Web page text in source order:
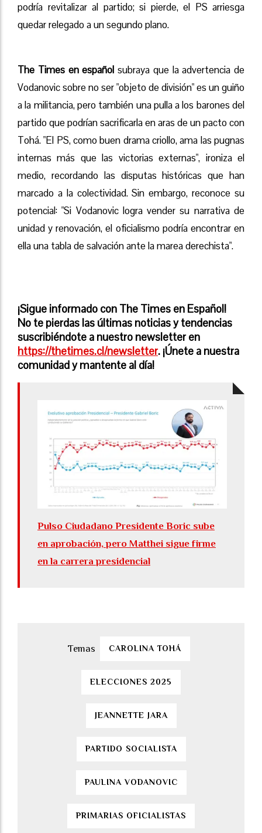
podría revitalizar al partido; si pierde, el PS arriesga
quedar relegado a un segundo plano.
The Times en español subraya que la advertencia de
Vodanovic sobre no ser "objeto de división" es un guiño
a la militancia, pero también una pulla a los barones del
partido que podrían sacrificarla en aras de un pacto con
Tohá. "El PS, como buen drama criollo, ama las pugnas
internas más que las victorias externas", ironiza el
medio, recordando las disputas históricas que han
marcado a la colectividad. Sin embargo, reconoce su
potencial: "Si Vodanovic logra vender su narrativa de
unidad y renovación, el oficialismo podría encontrar en
ella una tabla de salvación ante la marea derechista".
¡Sigue informado con The Times en Español!
No te pierdas las últimas noticias y tendencias
suscribiéndote a nuestro newsletter en
https://thetimes.cl/newsletter. ¡Únete a nuestra
comunidad y mantente al día!
Pulso Ciudadano Presidente Boric sube
en aprobación, pero Matthei sigue firme
en la carrera presidencial
CAROLINA TOHÁ
ELECCIONES 2025
JEANNETTE JARA
PARTIDO SOCIALISTA
PAULINA VODANOVIC
PRIMARIAS OFICIALISTAS